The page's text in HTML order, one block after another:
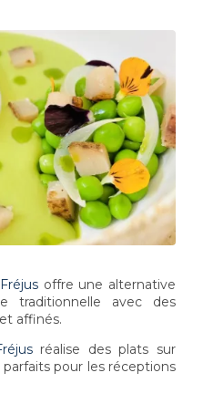
offre une alternative
traditionnelle avec des
affinés.
réalise des plats sur
pour les réceptions